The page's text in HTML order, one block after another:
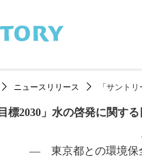
ニュースリリース 「サント
標2030」水の啓発に関す
― 東京都との環境保